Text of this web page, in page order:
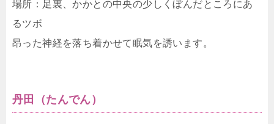
場所：足裏、かかとの中央の少しくぼんだところにあ
るツボ
昂った神経を落ち着かせて眠気を誘います。
丹田（たんでん）